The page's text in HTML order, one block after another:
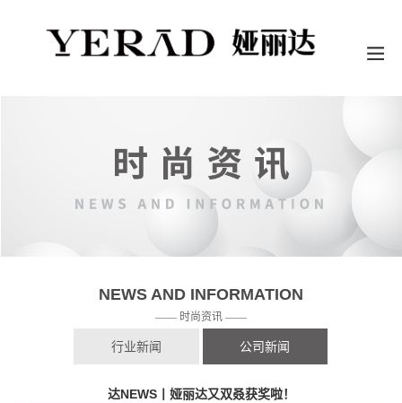
NEWS AND INFORMATION
—— 时尚资讯 ——
行业新闻 公司新闻
达NEWS丨娅丽达又双叒获奖啦！